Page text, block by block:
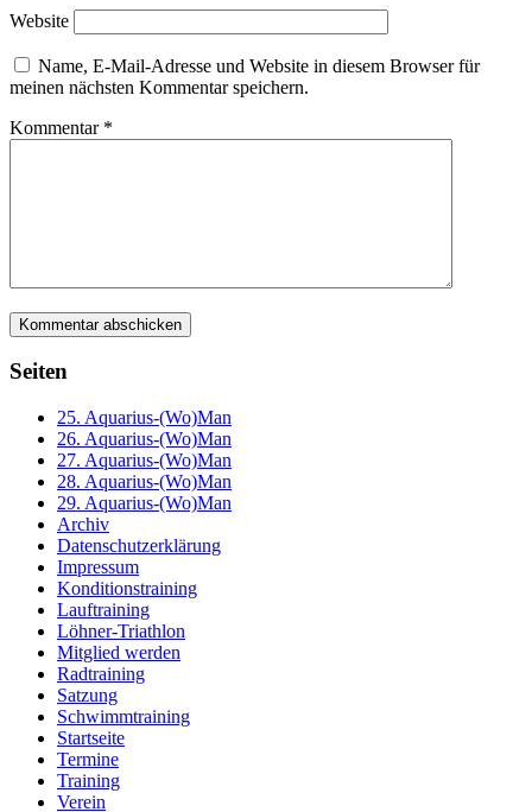
Website
Name, E-Mail-Adresse und Website in diesem Browser für
meinen nächsten Kommentar speichern.
Kommentar *
Seiten
25. Aquarius-(Wo)Man
26. Aquarius-(Wo)Man
27. Aquarius-(Wo)Man
28. Aquarius-(Wo)Man
29. Aquarius-(Wo)Man
Archiv
Datenschutzerklärung
Impressum
Konditionstraining
Lauftraining
Löhner-Triathlon
Mitglied werden
Radtraining
Satzung
Schwimmtraining
Startseite
Termine
Training
Verein